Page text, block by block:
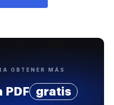
OBTENER MÁS
PDF gratis